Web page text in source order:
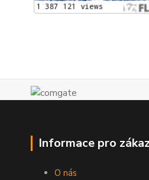
Informace pro
O nás